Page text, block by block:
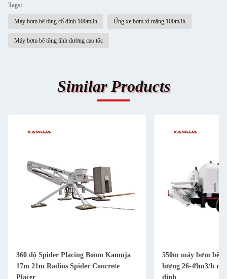
Tags:
Máy bơm bê tông cố định 100m3h Ứng xe bơm xi măng 100m3h
Máy bơm bê tông tĩnh đường cao tốc
Similar Products
360 độ Spider Placing Boom Kamuja
17m 21m Radius Spider Concrete
Placer
550m máy bơm bê
lượng 26-49m3/h
định